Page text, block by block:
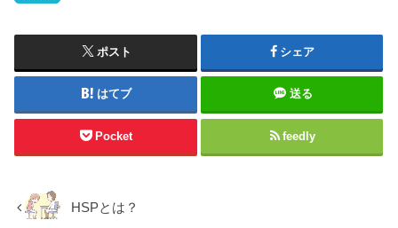
ポスト シェア
はてブ 送る
Pocket feedly
HSPとは？